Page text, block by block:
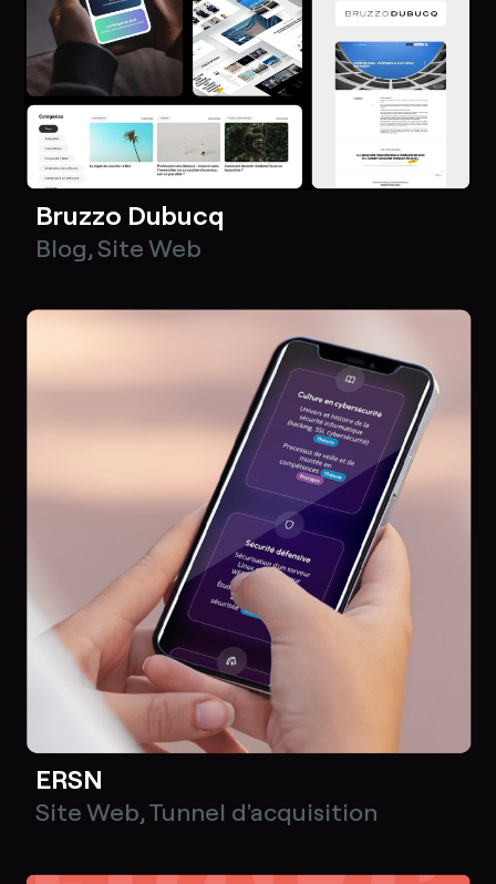
Bruzzo Dubucq
Blog,Site Web
ERSN
Site Web,Tunnel d'acquisition